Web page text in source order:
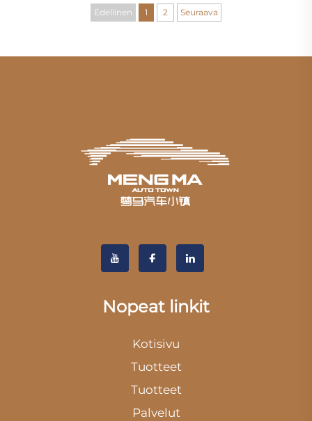
Edellinen 1 2 Seuraava
Nopeat linkit
Kotisivu
Tuotteet
Tuotteet
Palvelut